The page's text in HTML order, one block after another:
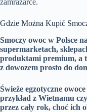
zamrażarce.
Gdzie Można Kupić
Smoczy owoc w Polsce
supermarketach,
produktami premium, a
z dowozem prosto do
Świeże egzotyczne
przykład z Wietnamu
przez cały rok, choć ich